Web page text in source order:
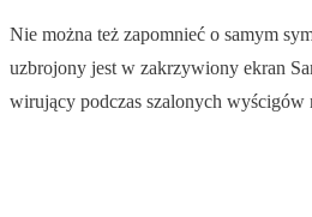
Nie można też zapomnieć o samym
uzbrojony jest w zakrzywiony ekran
wirujący podczas szalonych wyścigów